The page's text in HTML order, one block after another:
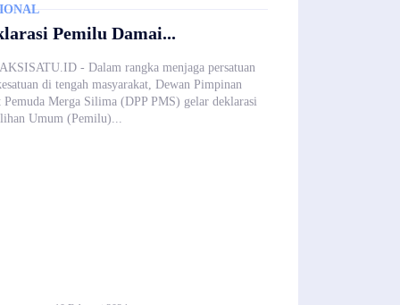
Pemilu Damai...
- Dalam rangka menjaga persatuan
di tengah masyarakat, Dewan Pimpinan
Pemuda Merga Silima (DPP PMS) gelar deklarasi
Umum (Pemilu)...